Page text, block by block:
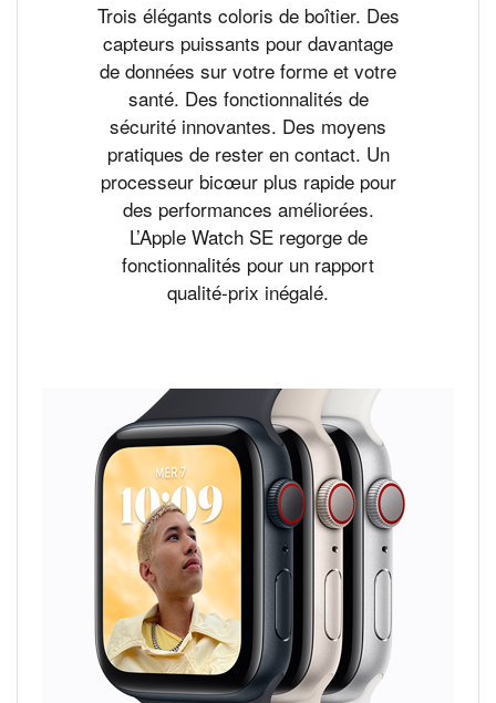
Trois élégants coloris de boîtier. Des
capteurs puissants pour davantage
de données sur votre forme et votre
santé. Des fonctionnalités de
sécurité innovantes. Des moyens
pratiques de rester en contact. Un
processeur bicœur plus rapide pour
des performances améliorées.
L’Apple Watch SE regorge de
fonctionnalités pour un rapport
qualité‑prix inégalé.